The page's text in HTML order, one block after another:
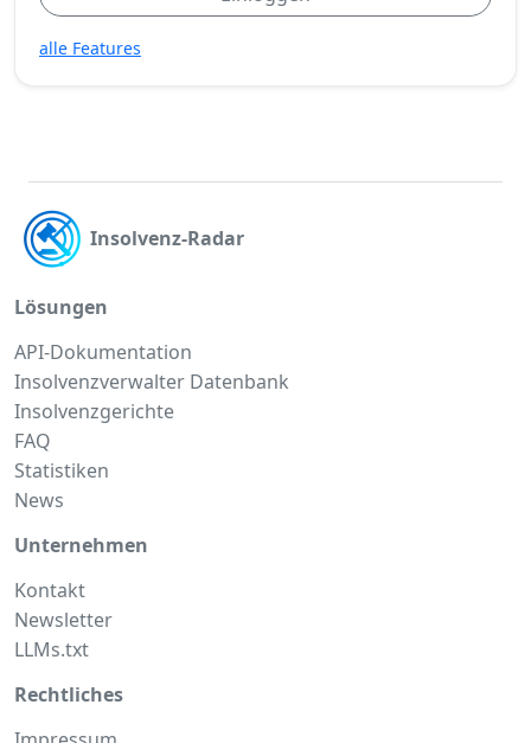
alle Features
Insolvenz-Radar
Lösungen
API-Dokumentation
Insolvenzverwalter Datenbank
Insolvenzgerichte
FAQ
Statistiken
News
Unternehmen
Kontakt
Newsletter
LLMs.txt
Rechtliches